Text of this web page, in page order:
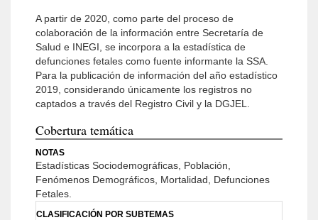
A partir de 2020, como parte del proceso de
colaboración de la información entre Secretaría de
Salud e INEGI, se incorpora a la estadística de
defunciones fetales como fuente informante la SSA.
Para la publicación de información del año estadístico
2019, considerando únicamente los registros no
captados a través del Registro Civil y la DGJEL.
Cobertura temática
NOTAS
Estadísticas Sociodemográficas, Población,
Fenómenos Demográficos, Mortalidad, Defunciones
Fetales.
CLASIFICACIÓN POR SUBTEMAS